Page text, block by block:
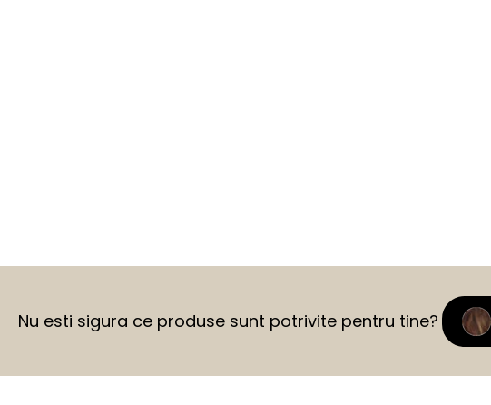
Nu esti sigura ce produse sunt potrivite pentru tine?